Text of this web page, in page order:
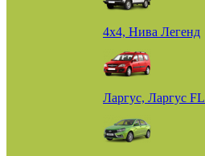
4х4, Нива Легенд
Ларгус, Ларгус FL